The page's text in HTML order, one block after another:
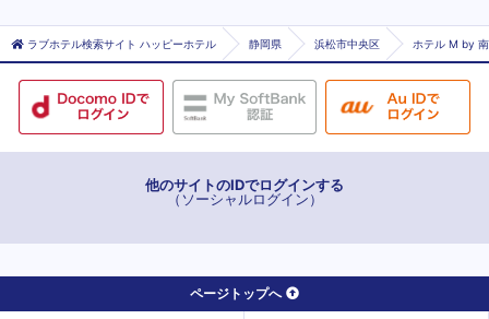
ラブホテル検索サイト ハッピーホテル 静岡県 浜松市中央区 ホテル M by
他のサイトのIDでログインする
（ソーシャルログイン）
ページトップへ